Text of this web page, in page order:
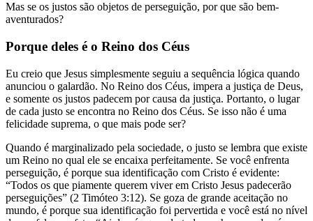
Mas se os justos são objetos de perseguição, por que são bem-
aventurados?
Porque deles é o Reino dos Céus
Eu creio que Jesus simplesmente seguiu a sequência lógica quando
anunciou o galardão. No Reino dos Céus, impera a justiça de Deus,
e somente os justos padecem por causa da justiça. Portanto, o lugar
de cada justo se encontra no Reino dos Céus. Se isso não é uma
felicidade suprema, o que mais pode ser?
Quando é marginalizado pela sociedade, o justo se lembra que existe
um Reino no qual ele se encaixa perfeitamente. Se você enfrenta
perseguição, é porque sua identificação com Cristo é evidente:
“Todos os que piamente querem viver em Cristo Jesus padecerão
perseguições” (2 Timóteo 3:12). Se goza de grande aceitação no
mundo, é porque sua identificação foi pervertida e você está no nível